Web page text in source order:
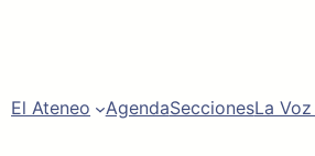
El Ateneo AgendaSeccionesLa